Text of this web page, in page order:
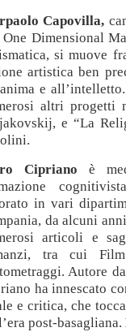
Capovilla,
Dimensional
si muove
artistica ben
e
altri progetti
e “La
Cipriano è
in vari
da alcuni
articoli e
tra cui
Autore
ha innescato
e critica, che
post-basagliana.